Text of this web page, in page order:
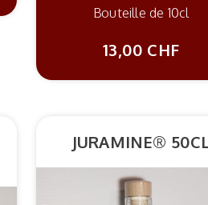
Bouteille de 10cl
13,00 CHF
JURAMINE®